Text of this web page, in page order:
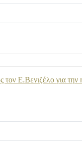
Ε.Βενιζέλο για την